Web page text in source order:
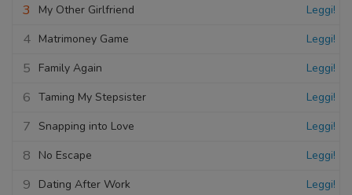
3 My Other Girlfriend Leggi!
4 Matrimoney Game Leggi!
5 Family Again Leggi!
6 Taming My Stepsister Leggi!
7 Snapping into Love Leggi!
8 No Escape Leggi!
9 Dating After Work Leggi!